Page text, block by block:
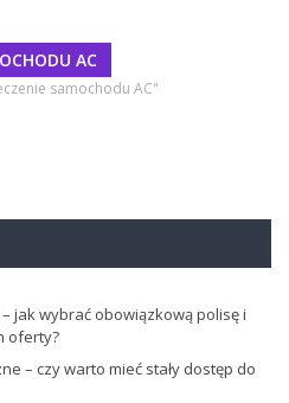
AC
samochodu AC"
jak wybrać obowiązkową polisę i
oferty?
– czy warto mieć stały dostęp do